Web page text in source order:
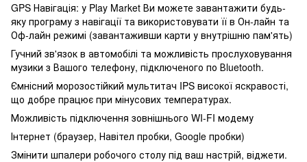
GPS Навігація: у Play Market Ви можете завантажити будь-
яку програму з навігації та використовувати її в Он-лайн та
Оф-лайн режимі (завантаживши карти у внутрішню пам'ять)
Гучний зв'язок в автомобілі та можливість прослуховування
музики з Вашого телефону, підключеного по Вluetooth.
Ємнісний морозостійкий мультитач IPS високої яскравості,
що добре працює при мінусових температурах.
Можливість підключення зовнішнього WI-FI модему
Інтернет (браузер, Навітел пробки, Google пробки)
Змінити шпалери робочого столу під ваш настрій, віджети.